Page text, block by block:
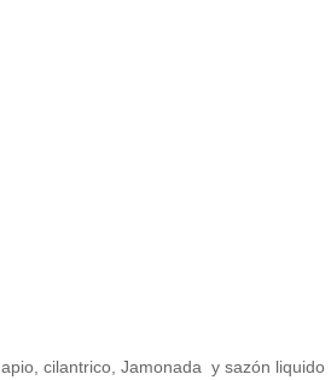
cilantrico, Jamonada y sazón liquido